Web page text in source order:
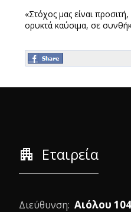
«Στόχος μας είναι
ορυκτά καύσιμα, σε
apartment Εταιρεία
Διεύθυνση: Αιόλου